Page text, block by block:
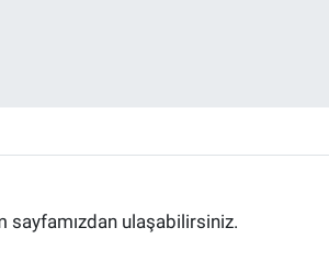
sayfamızdan ulaşabilirsiniz.